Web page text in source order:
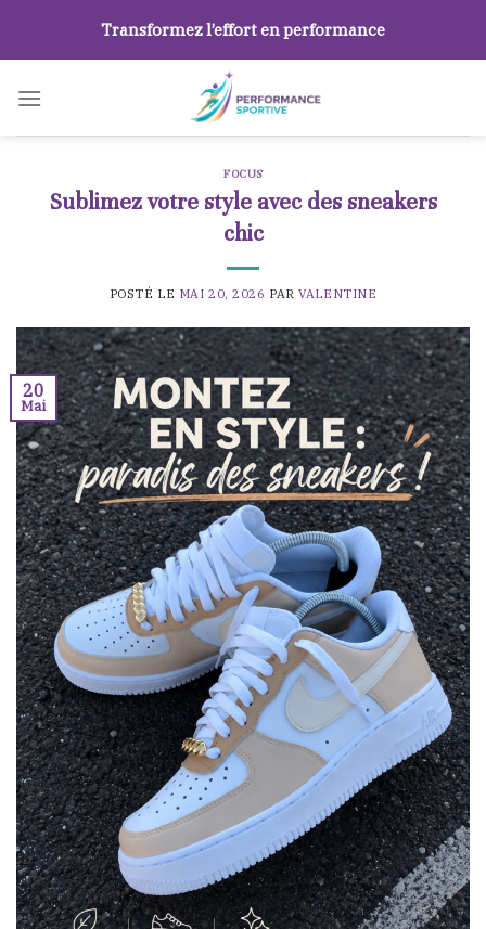
content
Transformez l’effort en performance
FOCUS
Sublimez votre style avec des sneakers
chic
POSTÉ LE MAI 20, 2026 PARVALENTINE
20
Mai